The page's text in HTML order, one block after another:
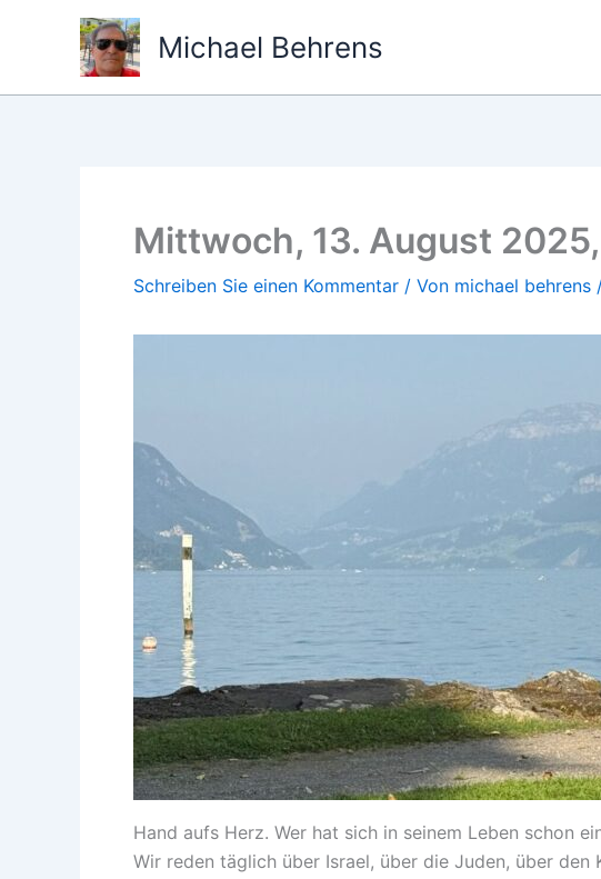
Michael Behrens
Mittwoch, 13. August
Schreiben Sie einen Kommentar / Von michael behrens
Hand aufs Herz. Wer hat sich in seinem Leben schon
Wir reden täglich über Israel, über die Juden, über